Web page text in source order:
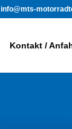
info@mts-
Kontakt /